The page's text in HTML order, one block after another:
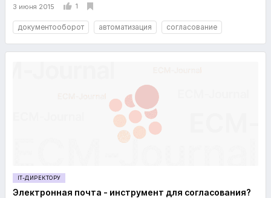
3 июня 2015 1
документооборот автоматизация согласование
IT-ДИРЕКТОРУ
Электронная почта - инструмент для согласования?